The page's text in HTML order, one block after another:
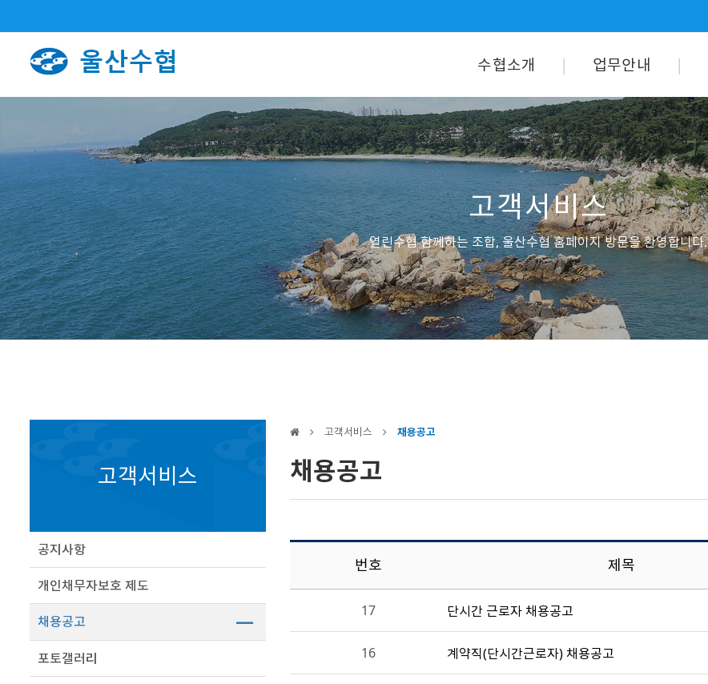
수협소개 업무안내
고객서비스
열린수협 함께하는 조합, 울산수협 홈페이지 방문을 환영합니다.
고객서비스
공지사항
개인채무자보호 제도
채용공고
포토갤러리
고객서비스 채용공고
채용공고
번호 제목
17 단시간 근로자 채용공고
16 계약직(단시간근로자) 채용공고